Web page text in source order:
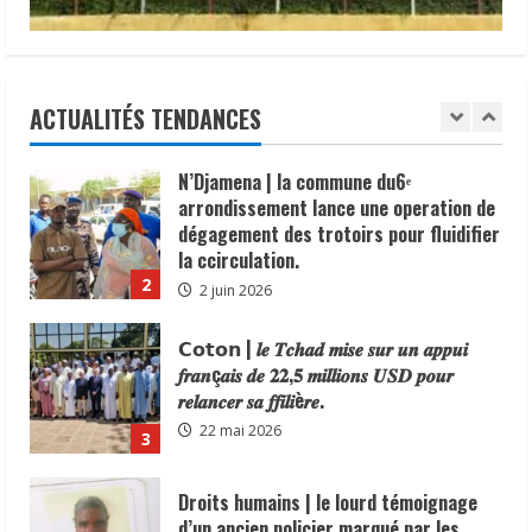
ACTUALITÉS TENDANCES
engagement en faveur du
dans sa circonscription administrative.
6 juin 2026
2
N’Djamena | la commune du6ᵉ
la ccirculation.
2 juin 2026
3
𝗖𝗼𝘁𝗼𝗻 | 𝒍𝒆 𝑻𝒄𝒉𝒂𝒅 𝒎𝒊𝒔𝒆 𝒔𝒖𝒓 𝒖𝒏 𝒂𝒑𝒑𝒖𝒊
𝒇𝒓𝒂𝒏ç𝒂𝒊𝒔 𝒅𝒆 𝟐𝟐,𝟓 𝒎𝒊𝒍𝒍𝒊𝒐𝒏𝒔 𝑼𝑺𝑫 𝒑𝒐𝒖𝒓
𝒓𝒆𝒍𝒂𝒏𝒄𝒆𝒓 𝒔𝒂 𝒇𝒇𝒊𝒍𝒊è𝒓𝒆.
4
Droits humains | le lourd témoignage
d’un ancien policier marqué par les
violences d’État
3 mai 2026
𝗔𝗻𝗮𝗹𝘆𝘀𝗲 | 𝑳𝒂 𝒇𝒆𝒎𝒎𝒆 𝒕𝒄𝒉𝒂𝒅𝒊𝒆𝒏𝒏𝒆 :